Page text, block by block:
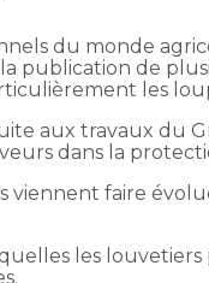
du monde
publication de
les
aux travaux du
dans la
viennent faire
les